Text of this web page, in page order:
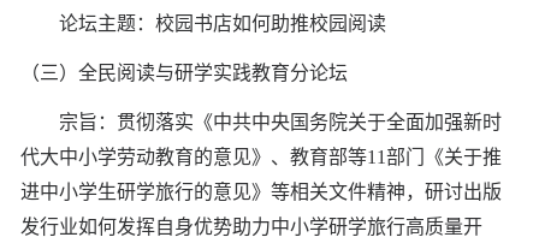
论坛主题：校园书店如何助推校园阅读
（三）全民阅读与研学实践教育分论坛
宗旨：贯彻落实《中共中央国务院关于全面加强新时
代大中小学劳动教育的意见》、教育部等11部门《关于推
进中小学生研学旅行的意见》等相关文件精神，研讨出版
发行业如何发挥自身优势助力中小学研学旅行高质量开